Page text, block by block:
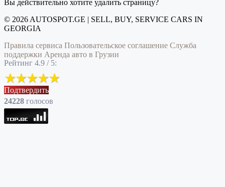
Вы действительно хотите удалить страницу?
© 2026 AUTOSPOT.GE | SELL, BUY, SERVICE CARS IN
GEORGIA
Правила сервиса Пользовательское соглашение Служба
поддержки Аренда авто в Грузии
Рейтинг 4.9 / 5:
Подтвердить
24228 голоcов